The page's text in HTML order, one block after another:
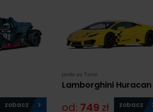
zobacz
Jazda po Torze
Lamborghini Huracan
od: 749 zł zobacz